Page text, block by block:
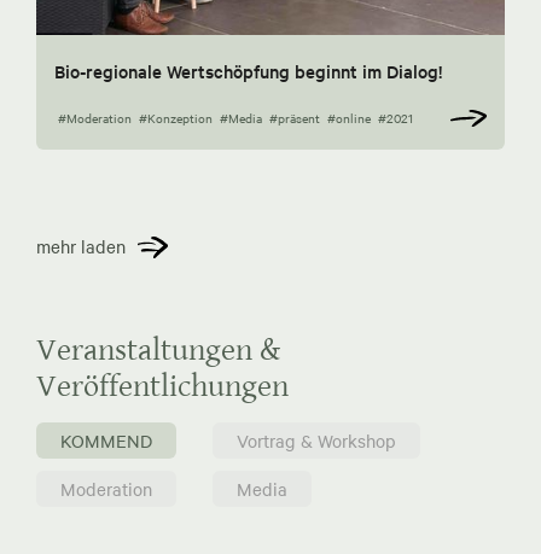
Bio-regionale Wertschöpfung beginnt im Dialog!
#Moderation #Konzeption #Media #präsent #online #2021
mehr laden
Veranstaltungen &
Veröffentlichungen
KOMMEND
Vortrag & Workshop
Moderation
Media